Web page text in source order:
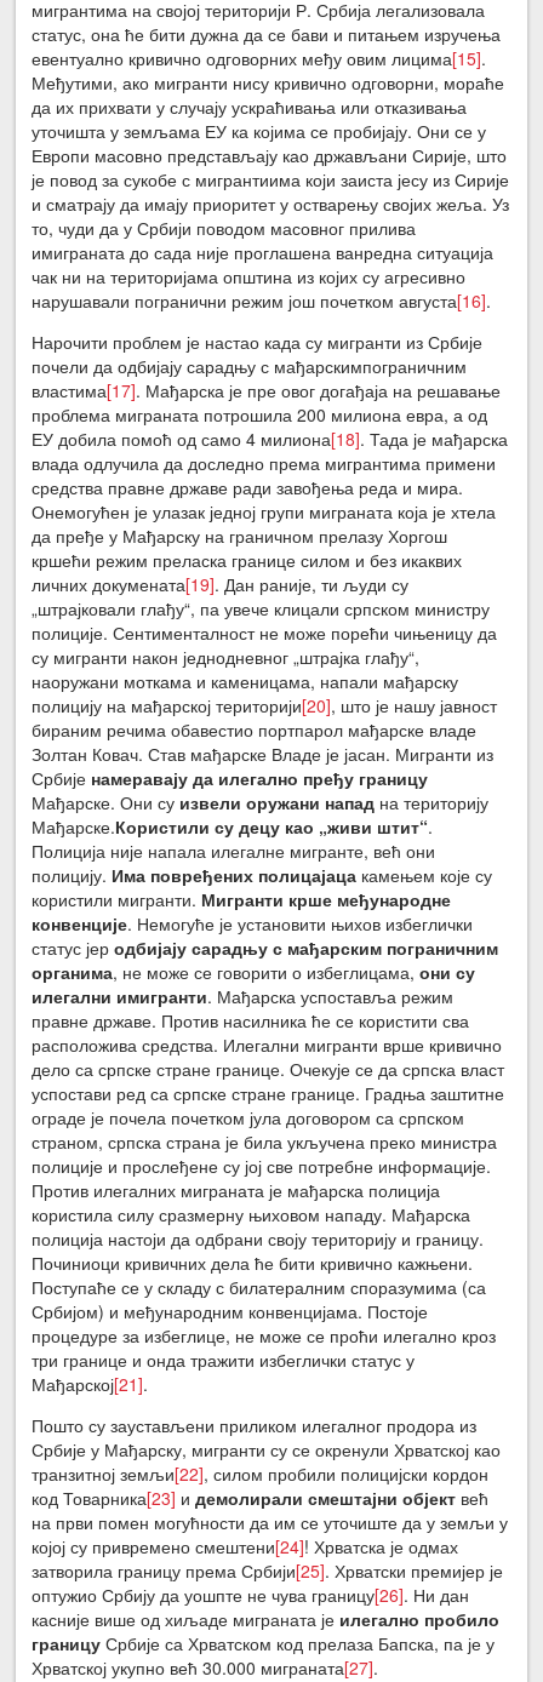
мигрантима на својој територији Р. Србија легализовала
статус, она ће бити дужна да се бави и питањем изручења
евентуално кривично одговорних међу овим лицима[15].
Међутими, ако мигранти нису кривично одговорни, мораће
да их прихвати у случају ускраћивања или отказивања
уточишта у земљама ЕУ ка којима се пробијају. Они се у
Европи масовно представљају као држављани Сирије, што
је повод за сукобе с мигрантиима који заиста јесу из Сирије
и сматрају да имају приоритет у остварењу својих жеља. Уз
то, чуди да у Србији поводом масовног прилива
имиграната до сада није проглашена ванредна ситуација
чак ни на територијама општина из којих су агресивно
нарушавали погранични режим још почетком августа[16].
Нарочити проблем је настао када су мигранти из Србије
почели да одбијају сарадњу с мађарскимпограничним
властима[17]. Мађарска је пре овог догађаја на решавање
проблема миграната потрошила 200 милиона евра, а од
ЕУ добила помоћ од само 4 милиона[18]. Тада је мађарска
влада одлучила да доследно према мигрантима примени
средства правне државе ради завођења реда и мира.
Онемогућен је улазак једној групи миграната која је хтела
да пређе у Мађарску на граничном прелазу Хоргош
кршећи режим преласка границе силом и без икаквих
личних докумената[19]. Дан раније, ти људи су
„штрајковали глађу“, па увече клицали српском министру
полиције. Сентименталност не може порећи чињеницу да
су мигранти након једнодневног „штрајка глађу“,
наоружани моткама и каменицама, напали мађарску
полицију на мађарској територији[20], што је нашу јавност
бираним речима обавестио портпарол мађарске владе
Золтан Ковач. Став мађарске Владе је јасан. Мигранти из
Србије намеравају да илегално пређу границу
Мађарске. Они су извели оружани напад на територију
Мађарске.Користили су децу као „живи штит“.
Полиција није напала илегалне мигранте, већ они
полицију. Има повређених полицајаца камењем које су
користили мигранти. Мигранти крше међународне
конвенције. Немогуће је установити њихов избеглички
статус јеродбијају сарадњу с мађарским пограничним
органима, не може се говорити о избеглицама,они су
илегални имигранти. Мађарска успоставља режим
правне државе. Против насилника ће се користити сва
расположива средства. Илегални мигранти врше кривично
дело са српске стране границе. Очекује се да српска власт
успостави ред са српске стране границе. Градња заштитне
ограде је почела почетком јула договором са српском
страном, српска страна је била укључена преко министра
полиције и прослеђене су јој све потребне информације.
Против илегалних миграната је мађарска полиција
користила силу сразмерну њиховом нападу. Мађарска
полиција настоји да одбрани своју територију и границу.
Починиоци кривичних дела ће бити кривично кажњени.
Поступаће се у складу с билатералним споразумима (са
Србијом) и међународним конвенцијама. Постоје
процедуре за избеглице, не може се проћи илегално кроз
три границе и онда тражити избеглички статус у
Мађарској[21].
Пошто су заустављени приликом илегалног продора из
Србије у Мађарску, мигранти су се окренули Хрватској као
транзитној земљи[22], силом пробили полицијски кордон
код Товарника[23] идемолирали смештајни објект већ
на први помен могућности да им се уточиште да у земљи у
којој су привремено смештени[24]! Хрватска је одмах
затворила границу према Србији[25]. Хрватски премијер је
оптужио Србију да уошпте не чува границу[26]. Ни дан
касније више од хиљаде миграната је илегално пробило
границуСрбије са Хрватском код прелаза Бапска, па је у
Хрватској укупно већ 30.000 миграната[27].